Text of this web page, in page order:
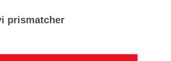
prismatcher